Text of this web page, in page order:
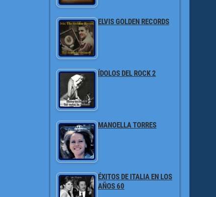
ELVIS GOLDEN RECORDS
ÍDOLOS DEL ROCK 2
MANOELLA TORRES
ÉXITOS DE ITALIA EN LOS
AÑOS 60